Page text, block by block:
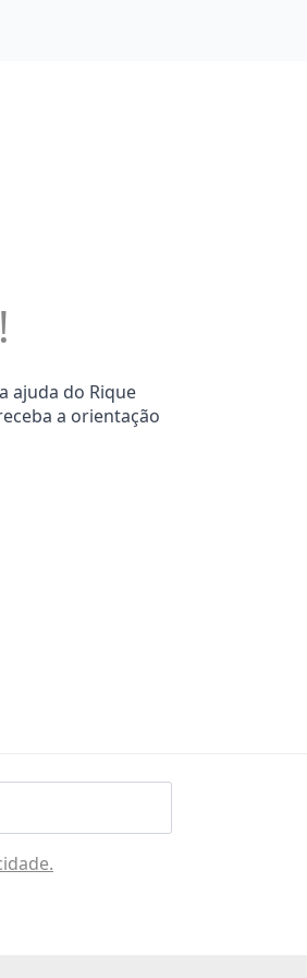
ajuda do Rique
a orientação